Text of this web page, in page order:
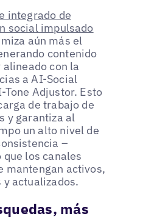
integrado de
social impulsado
aún más el
contenido
con la
a AI-Social
Tone Adjustor. Esto
de trabajo de
y garantiza al
un alto nivel de
–
los canales
mantengan activos,
y actualizados.
más